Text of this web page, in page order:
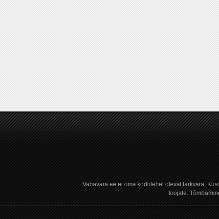
Vabavara.ee ei oma kodulehel olevat tarkvara.
loojale.